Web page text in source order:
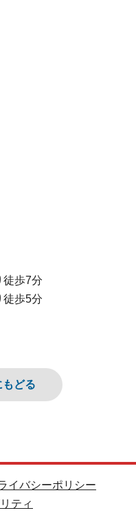
徒歩7分
徒歩5分
どる
イバシーポリシー
ティ